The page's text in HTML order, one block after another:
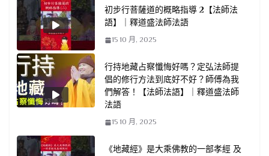
初步行菩薩道的概略指導 2【法師法
語】｜釋道盛法師法語
15 10 月, 2025
行持地藏占察懺悔好嗎？定弘法師提
倡的修行方法到底好不好？師傅為我
們解答！【法師法語】｜釋道盛法師
法語
15 10 月, 2025
《地藏經》是大乘佛教的一部孝經 及